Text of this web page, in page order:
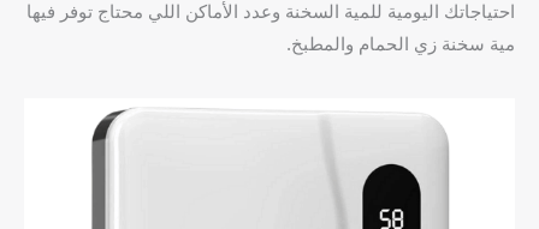
احتياجاتك اليومية للمية السخنة وعدد الأماكن اللي محتاج توفر فيها
مية سخنة زي الحمام والمطبخ.